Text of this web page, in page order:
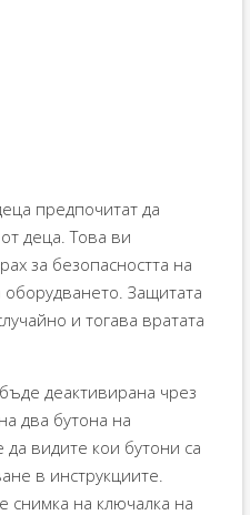
предпочитат да
деца. Това ви
за безопасността на
оборудването. Защитата
и тогава вратата
деактивирана чрез
два бутона на
видите кои бутони са
в инструкциите.
снимка на ключалка на